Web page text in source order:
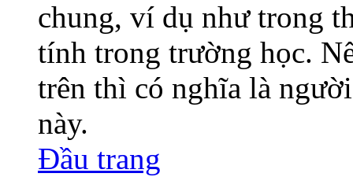
chung, ví dụ như trong
tính trong trường học.
trên thì có nghĩa là
này.
Đầu trang